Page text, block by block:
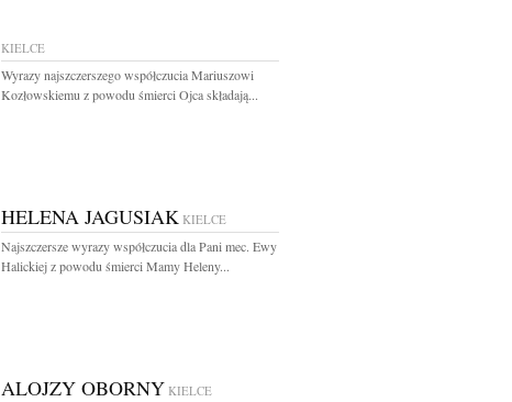
KIELCE
Wyrazy najszczerszego współczucia Mariuszowi
Kozłowskiemu z powodu śmierci Ojca składają...
HELENA JAGUSIAK KIELCE
Najszczersze wyrazy współczucia dla Pani mec. Ewy
Halickiej z powodu śmierci Mamy Heleny...
ALOJZY OBORNY KIELCE